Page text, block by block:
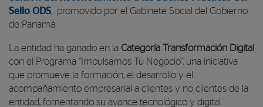
Sello ODS, promovido por el Gabinete Social del Gobierno
de Panamá.
La entidad ha ganado en la Categoría Transformación Digital
con el Programa “Impulsamos Tu Negocio”, una iniciativa
que promueve la formación, el desarrollo y el
acompañamiento empresarial a clientes y no clientes de la
entidad, fomentando su avance tecnológico y digital